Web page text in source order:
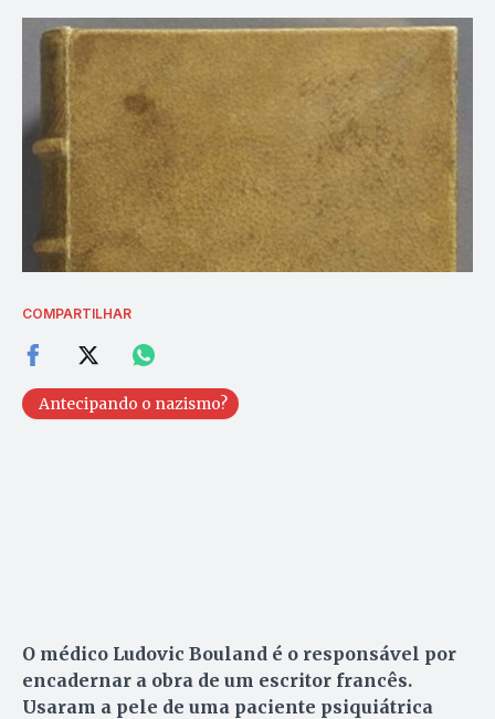
COMPARTILHAR
Antecipando o nazismo?
O médico Ludovic Bouland é o responsável por
encadernar a obra de um escritor francês.
Usaram a pele de uma paciente psiquiátrica